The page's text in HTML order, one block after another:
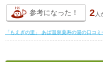
参考になった！ 2 人
「もえぎの里」 あば温泉薬寿の湯の口コミ